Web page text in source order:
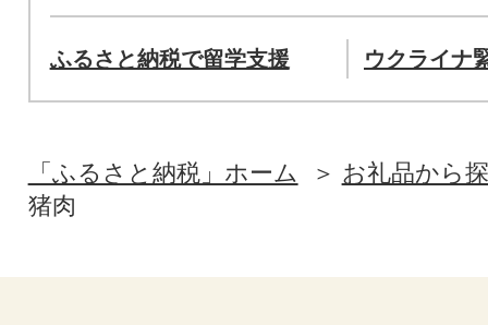
ふるさと納税で留学支援 ウクライナ
「ふるさと納税」ホーム
お礼品から
猪肉